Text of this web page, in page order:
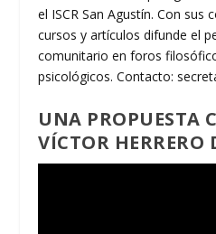
el ISCR San Agustín. Con sus
cursos y artículos difunde el
comunitario en foros
psicológicos. Contacto:
UNA PROPUESTA
VÍCTOR HERRERO